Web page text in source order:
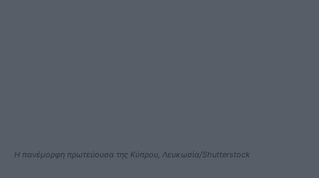
H πανέμορφη πρωτεύουσα της Κύπρου, Λευκωσία/Shutterstock